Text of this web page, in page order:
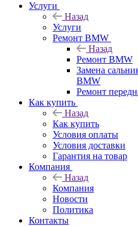
Услуги
Назад
Услуги
Ремонт BMW
Назад
Ремонт BMW
Замена
BMW
Ремонт
Как купить
Назад
Как купить
Условия оплаты
Условия доставки
Гарантия на товар
Компания
Назад
Компания
Новости
Политика
Контакты